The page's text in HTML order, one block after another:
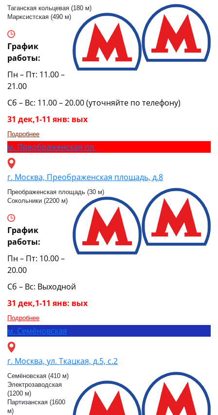
Таганская кольцевая (180 м)
Марксистская (490 м)
График
работы:
Пн – Пт: 11.00 –
21.00
Сб – Вс: 11.00 – 20.00 (уточняйте по телефону)
31 дек,1-11 янв: вых
Подробнее
м. Преображенская пл.
г. Москва, Преображенская площадь, д.8
Преображенская площадь (30 м)
Сокольники (2200 м)
График
работы:
Пн – Пт: 10.00 –
20.00
Сб – Вс: Выходной
31 дек,1-11 янв: вых
Подробнее
м. Семёновская
г. Москва, ул. Ткацкая, д.5, с.2
Семёновская (410 м)
Электрозаводская
(1200 м)
Партизанская (1600
м)